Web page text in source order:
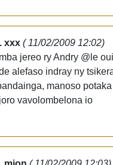
xxx ( 11/02/2009 12:02)
jereo ry Andry @le
alefaso indray ny
manoso
vavolombelona io